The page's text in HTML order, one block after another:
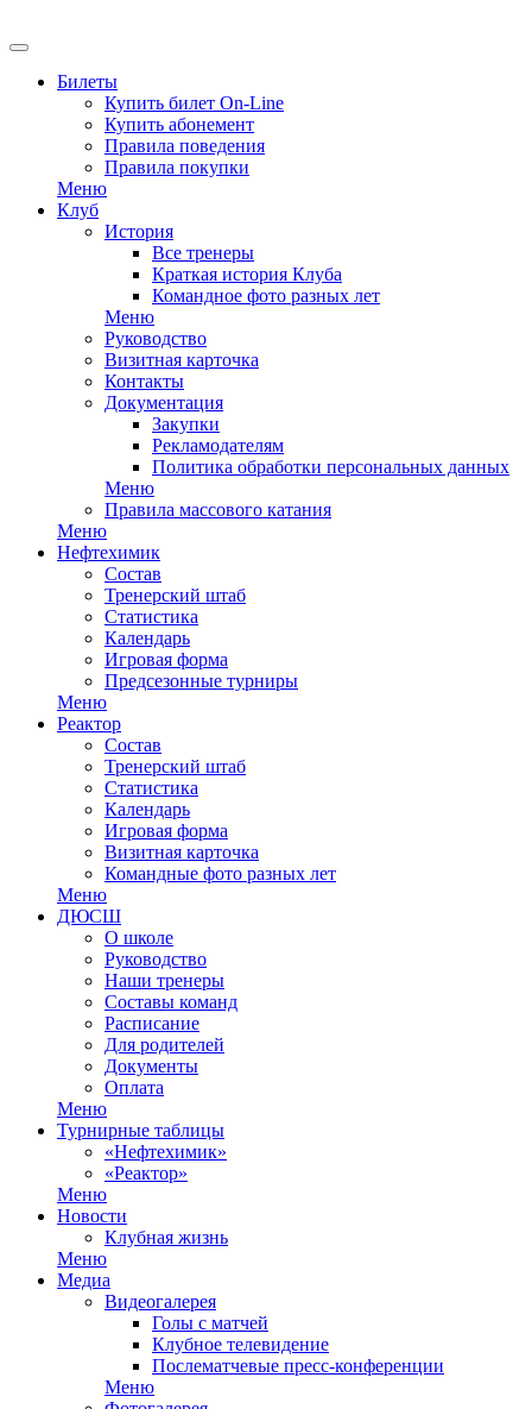
Билеты
Купить билет On-Line
Купить абонемент
Правила поведения
Правила покупки
Меню
Клуб
История
Все тренеры
Краткая история Клуба
Командное фото разных лет
Меню
Руководство
Визитная карточка
Контакты
Документация
Закупки
Рекламодателям
Политика обработки персональных данных
Меню
Правила массового катания
Меню
Нефтехимик
Состав
Тренерский штаб
Статистика
Календарь
Игровая форма
Предсезонные турниры
Меню
Реактор
Состав
Тренерский штаб
Статистика
Календарь
Игровая форма
Визитная карточка
Командные фото разных лет
Меню
ДЮСШ
О школе
Руководство
Наши тренеры
Составы команд
Расписание
Для родителей
Документы
Оплата
Меню
Турнирные таблицы
«Нефтехимик»
«Реактор»
Меню
Новости
Клубная жизнь
Меню
Медиа
Видеогалерея
Голы с матчей
Клубное телевидение
Послематчевые пресс-конференции
Меню